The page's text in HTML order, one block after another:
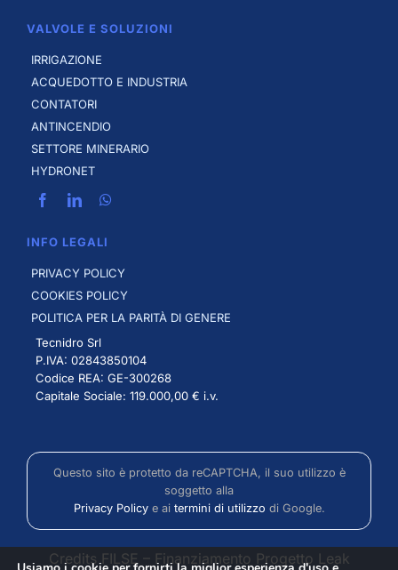
VALVOLE E SOLUZIONI
IRRIGAZIONE
ACQUEDOTTO E INDUSTRIA
CONTATORI
ANTINCENDIO
SETTORE MINERARIO
HYDRONET
INFO LEGALI
PRIVACY POLICY
COOKIES POLICY
POLITICA PER LA PARITÀ DI GENERE
Tecnidro Srl
P.IVA: 02843850104
Codice REA: GE-300268
Capitale Sociale: 119.000,00 € i.v.
Questo sito è protetto da reCAPTCHA, il suo utilizzo è
soggetto alla
Privacy Policye ai termini di utilizzo di Google.
Credits FILSE Finanziamento Progetto Leak